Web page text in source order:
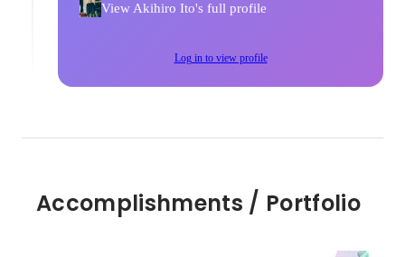
View Akihiro Ito's full profile
Log in to view profile
Accomplishments / Portfolio